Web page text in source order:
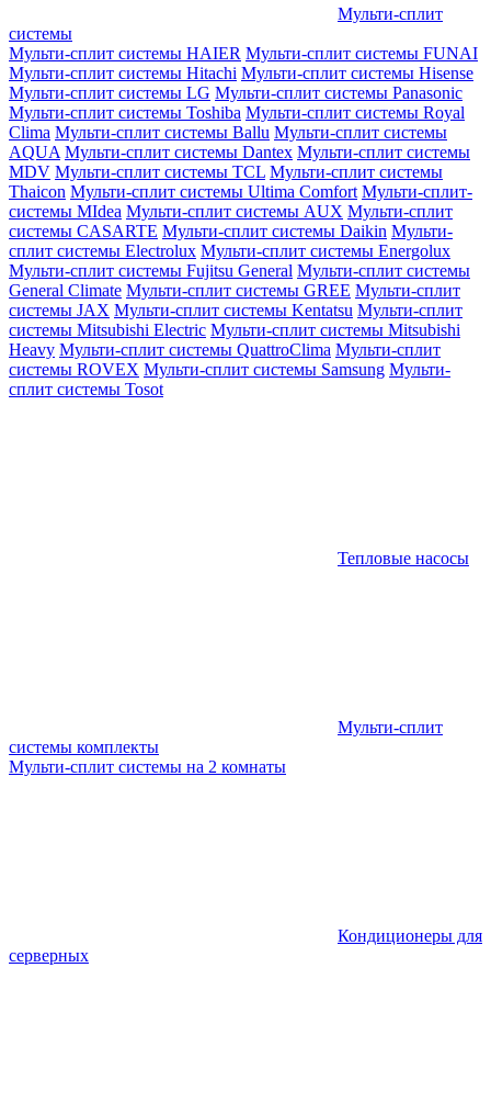
Мульти-сплит
системы
Мульти-сплит системы HAIER Мульти-сплит системы FUNAI
Мульти-сплит системы Hitachi Мульти-сплит системы Hisense
Мульти-сплит системы LG Мульти-сплит системы Panasonic
Мульти-сплит системы Toshiba Мульти-сплит системы Royal
Clima Мульти-сплит системы Ballu Мульти-сплит системы
AQUA Мульти-сплит системы Dantex Мульти-сплит системы
MDV Мульти-сплит системы TCL Мульти-сплит системы
Thaicon Мульти-сплит системы Ultima Comfort Мульти-сплит-
системы MIdea Мульти-сплит системы AUX Мульти-сплит
системы CASARTE Мульти-сплит системы Daikin Мульти-
сплит системы Electrolux Мульти-сплит системы Energolux
Мульти-сплит системы Fujitsu General Мульти-сплит системы
General Climate Мульти-сплит системы GREE Мульти-сплит
системы JAX Мульти-сплит системы Kentatsu Мульти-сплит
системы Mitsubishi Electric Мульти-сплит системы Mitsubishi
Heavy Мульти-сплит системы QuattroClima Мульти-сплит
системы ROVEX Мульти-сплит системы Samsung Мульти-
сплит системы Tosot
Тепловые насосы
Мульти-сплит
системы комплекты
Мульти-сплит системы на 2 комнаты
Кондиционеры для
серверных